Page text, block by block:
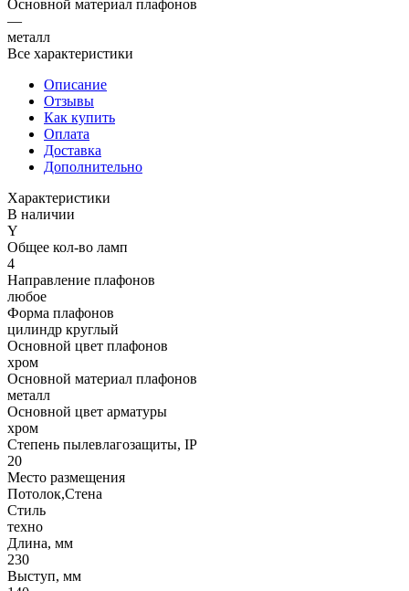
Основной материал плафонов
—
металл
Все характеристики
Описание
Отзывы
Как купить
Оплата
Доставка
Дополнительно
Характеристики
В наличии
Y
Общее кол-во ламп
4
Направление плафонов
любое
Форма плафонов
цилиндр круглый
Основной цвет плафонов
хром
Основной материал плафонов
металл
Основной цвет арматуры
хром
Степень пылевлагозащиты, IP
20
Место размещения
Потолок,Стена
Стиль
техно
Длина, мм
230
Выступ, мм